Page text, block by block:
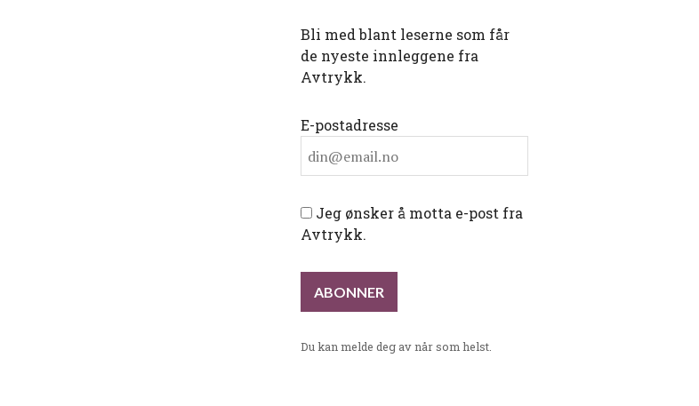
Bli med blant leserne som får
de nyeste innleggene fra
Avtrykk.
E-postadresse
Jeg ønsker å motta e-post fra
Avtrykk.
Du kan melde deg av når som helst.